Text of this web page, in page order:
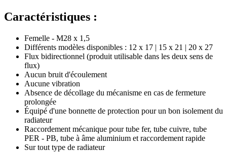
Caractéristiques :
Femelle - M28 x 1,5
Différents modèles disponibles : 12 x 17 | 15 x 21 | 20 x 27
Flux bidirectionnel (produit utilisable dans les deux sens de
flux)
Aucun bruit d'écoulement
Aucune vibration
Absence de décollage du mécanisme en cas de fermeture
prolongée
Équipé d'une bonnette de protection pour un bon isolement du
radiateur
Raccordement mécanique pour tube fer, tube cuivre, tube
PER - PB, tube à âme aluminium et raccordement rapide
Sur tout type de radiateur